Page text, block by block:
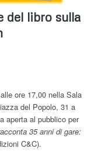
del libro sulla
ore 17,00 nella Sala
del Popolo, 31 a
aperta al pubblico per
35 anni di gare:
C&C).